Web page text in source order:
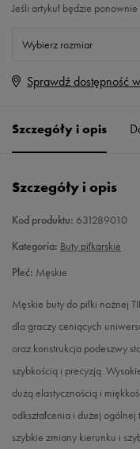
Jeśli artykuł będzie
Wybierz rozmiar
Rozmiary EU
42,5 27 cm
43
44 28 cm
29 cm
45,5 29,5 cm
Sprawdź dostępność
Szczegóły i opis
Szczegóły i opis
Kod produktu: 631289010
Kategoria: Buty piłkarskie
Płeć: Męskie
Męskie buty do piłki nożnej
dla graczy ceniących
oraz konstrukcja podeszwy
szybkością i precyzją.
dużą elastycznością i
odkształcenia i dużej ogólnej
szybkie zmiany kierunku i